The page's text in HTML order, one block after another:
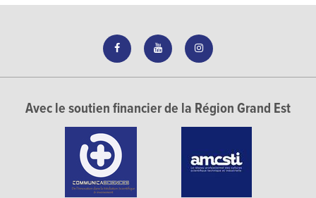
Avec le soutien financier de la Région Grand Est